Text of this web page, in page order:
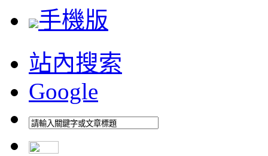
手機版
站內搜索
Google